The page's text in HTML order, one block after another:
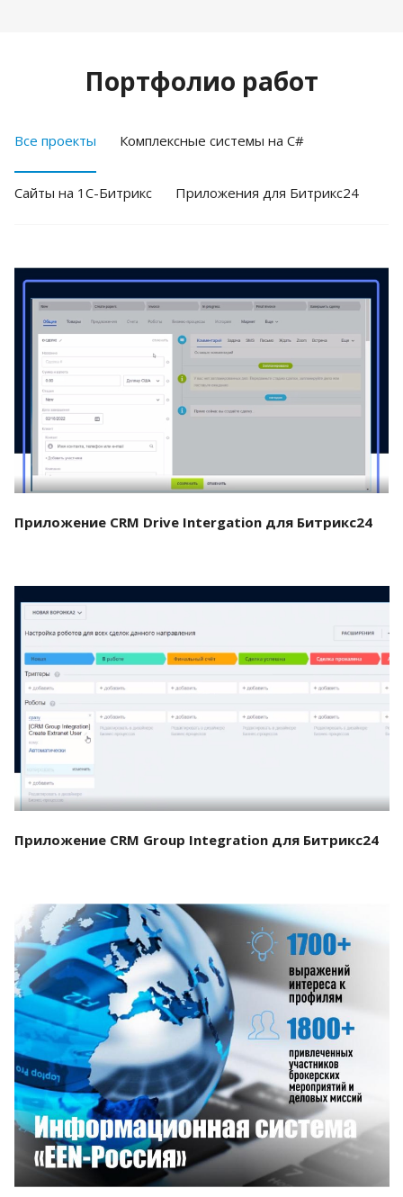
Портфолио работ
Все проекты Комплексные системы на C#
Cайты на 1С-Битрикс Приложения для Битрикс24
Смотреть проект
Приложение CRM Drive Intergation для Битрикс24
Смотреть проект
Приложение CRM Group Integration для Битрикс24
Смотреть проект